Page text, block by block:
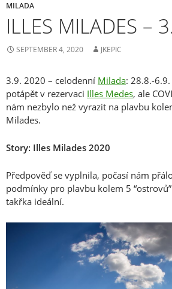
MILADA
ILLES MILADES –
SEPTEMBER 4, 2020 JKEPIC
3.9. 2020 – celodenní Milada: 28.8.-
potápět v rezervaci Illes Medes, ale
nám nezbylo než vyrazit na plavbu
Milades.
Story: Illes Milades 2020
Předpověď se vyplnila, počasí nám
podmínky pro plavbu kolem 5
takřka ideální.